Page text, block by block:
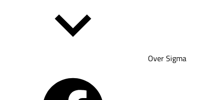
Over Sigma